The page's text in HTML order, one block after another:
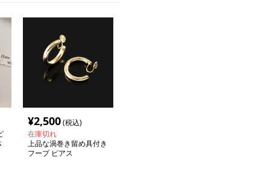
¥2,500(税込)
在庫切れ
上品な渦巻き留め具付き
フープ ピアス